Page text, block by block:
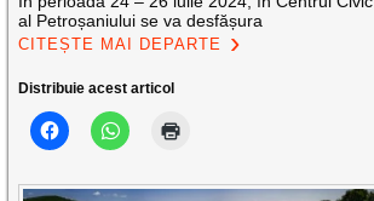
al Petroșaniului se va desfășura
CITEȘTE MAI DEPARTE
Distribuie acest articol